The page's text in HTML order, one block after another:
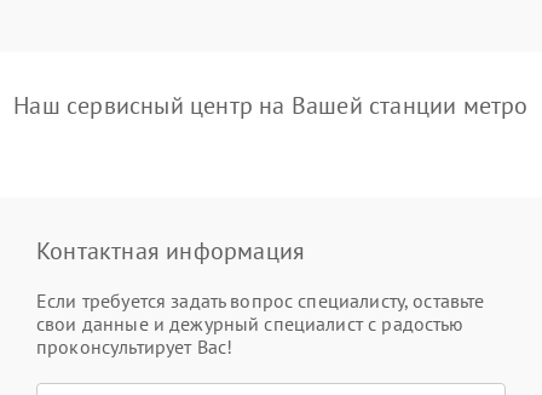
Наш сервисный центр на Вашей станции метро
Контактная информация
Если требуется задать вопрос специалисту, оставьте
свои данные и дежурный специалист с радостью
проконсультирует Вас!